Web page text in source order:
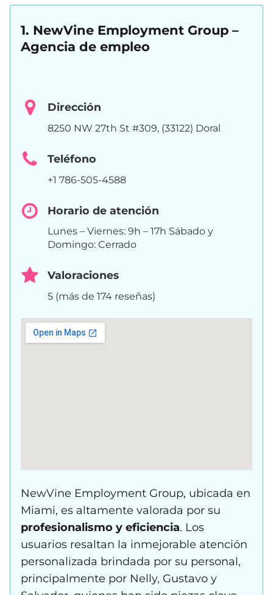
1. NewVine Employment Group –
Agencia de empleo
Dirección
8250 NW 27th St #309, (33122) Doral
Teléfono
+1 786-505-4588
Horario de atención
Lunes – Viernes: 9h – 17h Sábado y
Domingo: Cerrado
Valoraciones
5 (más de 174 reseñas)
NewVine Employment Group, ubicada en
Miami, es altamente valorada por su
profesionalismo y eficiencia. Los
usuarios resaltan la inmejorable atención
personalizada brindada por su personal,
principalmente por Nelly, Gustavo y